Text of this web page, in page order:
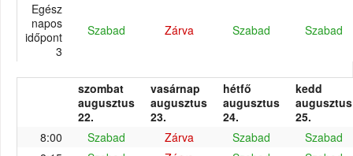
Egész
napos
időpont
3
Szabad Zárva Szabad Szabad
szombat
augusztus
22.
vasárnap
augusztus
23.
hétfő
augusztus
24.
kedd
augusztus
25.
8:00
Szabad Zárva Szabad
Szabad